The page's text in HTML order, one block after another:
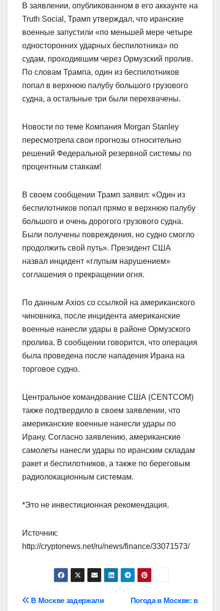
В заявлении, опубликованном в его аккаунте на
Truth Social, Трамп утверждал, что иранские
военные запустили «по меньшей мере четыре
односторонних ударных беспилотника» по
судам, проходившим через Ормузский пролив.
По словам Трампа, один из беспилотников
попал в верхнюю палубу большого грузового
судна, а остальные три были перехвачены.
Новости по теме Компания Morgan Stanley
пересмотрела свои прогнозы относительно
решений Федеральной резервной системы по
процентным ставкам!
В своем сообщении Трамп заявил: «Один из
беспилотников попал прямо в верхнюю палубу
большого и очень дорогого грузового судна.
Были получены повреждения, но судно смогло
продолжить свой путь». Президент США
назвал инцидент «глупым нарушением»
соглашения о прекращении огня.
По данным Axios со ссылкой на американского
чиновника, после инцидента американские
военные нанесли удары в районе Ормузского
пролива. В сообщении говорится, что операция
была проведена после нападения Ирана на
торговое судно.
Центральное командование США (CENTCOM)
также подтвердило в своем заявлении, что
американские военные нанесли удары по
Ирану. Согласно заявлению, американские
самолеты нанесли удары по иранским складам
ракет и беспилотников, а также по береговым
радиолокационным системам.
*Это не инвестиционная рекомендация.
Источник:
http://cryptonews.net/ru/news/finance/33071573/
Навигация
Погода в Москве: в
В Москве задержали